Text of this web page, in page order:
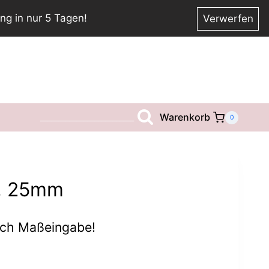
in nur 5 Tagen! Verwerfen
Warenkorb 0
25mm
Maßeingabe!